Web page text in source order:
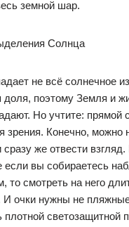
земной шар.
не всё солнечное
доля, поэтому Земля и
Но учтите: прямой
зрения. Конечно, можно
сразу же отвести
если вы собираетесь
то смотреть на него
И очки нужны не
светозащитной